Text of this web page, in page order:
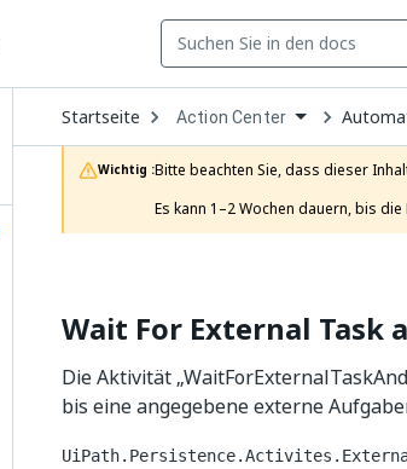
Startseite Open
Dropdown
to
choose
product
Action Center
Wichtig :Bitte beachten Sie, dass dieser
Es kann 1–2 Wochen dauern, bis
Wait For External Task
Die Aktivität
bis eine angegebene externe